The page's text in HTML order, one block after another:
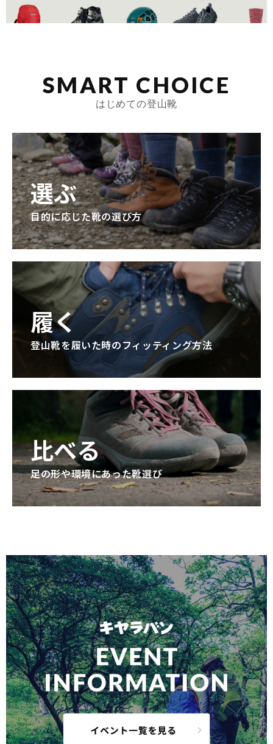
SMART CHOICE
はじめての登山靴
選ぶ
目的に応じた靴の選び方
履く
登山靴を履いた時のフィッティング方法
比べる
足の形や環境にあった靴選び